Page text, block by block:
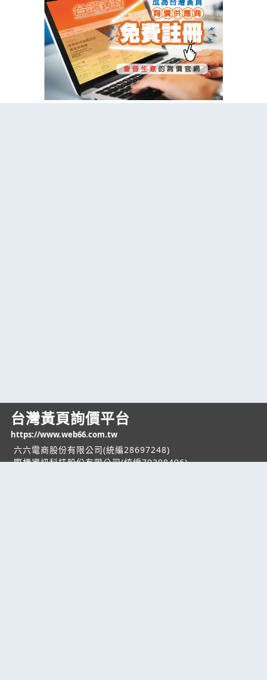
台灣黃頁詢價平台
https://www.web66.com.tw
六六電商股份有限公司(統編28697248)
際標資訊科技股份有限公司(統編70398496)